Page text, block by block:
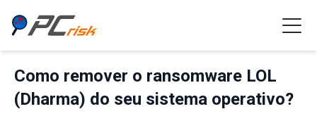
Como remover o ransomware LOL
(Dharma) do seu sistema operativo?